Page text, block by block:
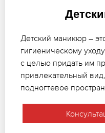
Детский маникюр –
гигиеническому
с целью придать им
привлекательный
подногтевое